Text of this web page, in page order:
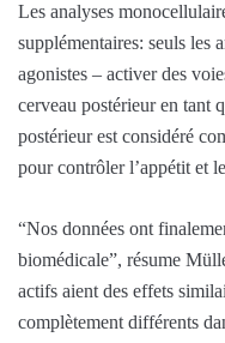
Les analyses
supplémentaires: seuls les
agonistes – activer des
cerveau postérieur en tant
postérieur est considéré
pour contrôler l’appétit et
“Nos données ont
biomédicale”, résume
actifs aient des effets
complètement différents